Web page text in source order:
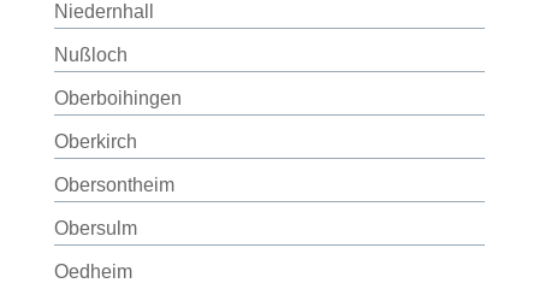
Niedernhall
Nußloch
Oberboihingen
Oberkirch
Obersontheim
Obersulm
Oedheim